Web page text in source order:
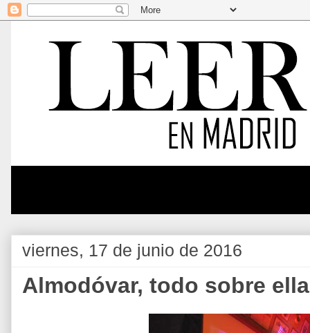
viernes, 17 de junio de 2016
Almodóvar, todo sobre